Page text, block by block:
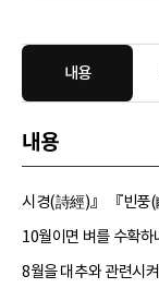
내용
내용
시경(詩經)』 『빈풍(
10월이면 벼를 수확
8월을 대추와 관련시